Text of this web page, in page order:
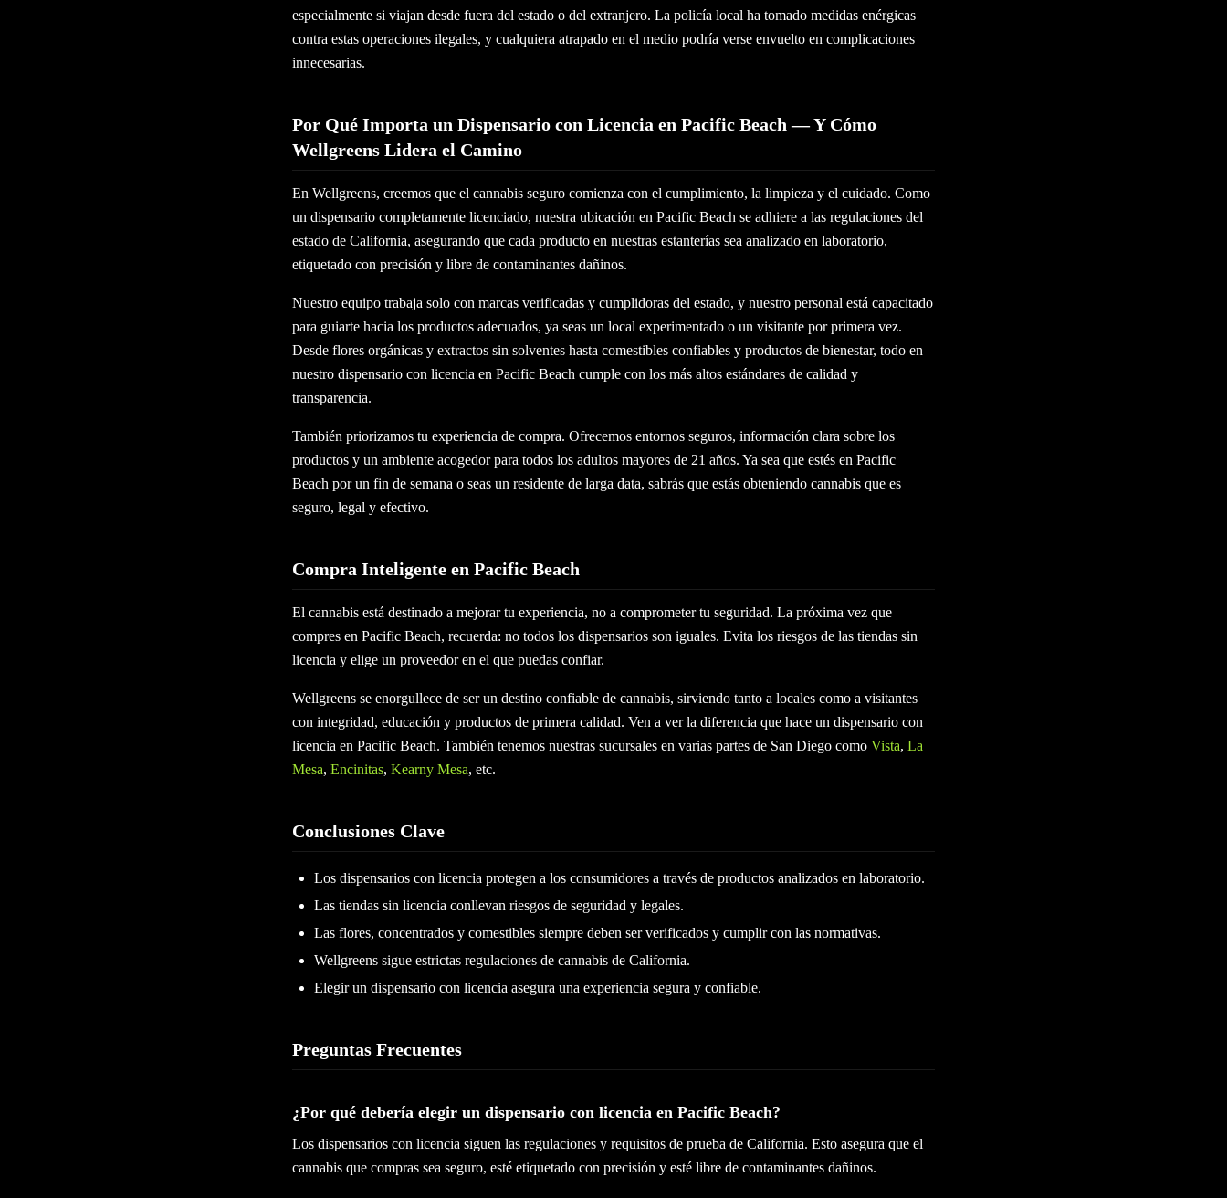
especialmente si viajan desde fuera del estado o del extranjero. La policía local ha tomado medidas enérgicas
contra estas operaciones ilegales, y cualquiera atrapado en el medio podría verse envuelto en complicaciones
innecesarias.
Por Qué Importa un Dispensario con Licencia en Pacific Beach — Y Cómo
Wellgreens Lidera el Camino
En Wellgreens, creemos que el cannabis seguro comienza con el cumplimiento, la limpieza y el cuidado. Como
un dispensario completamente licenciado, nuestra ubicación en Pacific Beach se adhiere a las regulaciones del
estado de California, asegurando que cada producto en nuestras estanterías sea analizado en laboratorio,
etiquetado con precisión y libre de contaminantes dañinos.
Nuestro equipo trabaja solo con marcas verificadas y cumplidoras del estado, y nuestro personal está capacitado
para guiarte hacia los productos adecuados, ya seas un local experimentado o un visitante por primera vez.
Desde flores orgánicas y extractos sin solventes hasta comestibles confiables y productos de bienestar, todo en
nuestro dispensario con licencia en Pacific Beach cumple con los más altos estándares de calidad y
transparencia.
También priorizamos tu experiencia de compra. Ofrecemos entornos seguros, información clara sobre los
productos y un ambiente acogedor para todos los adultos mayores de 21 años. Ya sea que estés en Pacific
Beach por un fin de semana o seas un residente de larga data, sabrás que estás obteniendo cannabis que es
seguro, legal y efectivo.
Compra Inteligente en Pacific Beach
El cannabis está destinado a mejorar tu experiencia, no a comprometer tu seguridad. La próxima vez que
compres en Pacific Beach, recuerda: no todos los dispensarios son iguales. Evita los riesgos de las tiendas sin
licencia y elige un proveedor en el que puedas confiar.
Wellgreens se enorgullece de ser un destino confiable de cannabis, sirviendo tanto a locales como a visitantes
con integridad, educación y productos de primera calidad. Ven a ver la diferencia que hace un dispensario con
licencia en Pacific Beach. También tenemos nuestras sucursales en varias partes de San Diego como Vista, La
Mesa, Encinitas, Kearny Mesa, etc.
Conclusiones Clave
Los dispensarios con licencia protegen a los consumidores a través de productos analizados en laboratorio.
Las tiendas sin licencia conllevan riesgos de seguridad y legales.
Las flores, concentrados y comestibles siempre deben ser verificados y cumplir con las normativas.
Wellgreens sigue estrictas regulaciones de cannabis de California.
Elegir un dispensario con licencia asegura una experiencia segura y confiable.
Preguntas Frecuentes
¿Por qué debería elegir un dispensario con licencia en Pacific Beach?
Los dispensarios con licencia siguen las regulaciones y requisitos de prueba de California. Esto asegura que el
cannabis que compras sea seguro, esté etiquetado con precisión y esté libre de contaminantes dañinos.